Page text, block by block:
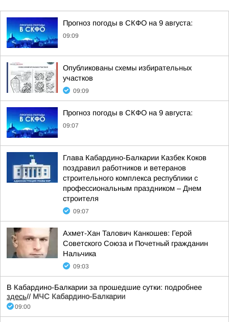
Прогноз погоды в СКФО на 9 августа:
09:09
Опубликованы схемы избирательных
участков
09:09
Прогноз погоды в СКФО на 9 августа:
09:07
Глава Кабардино-Балкарии Казбек Коков
поздравил работников и ветеранов
строительного комплекса республики с
профессиональным праздником – Днем
строителя
09:07
Ахмет-Хан Талович Канкошев: Герой
Советского Союза и Почетный гражданин
Нальчика
09:03
В Кабардино-Балкарии за прошедшие сутки: подробнее
здесь// МЧС Кабардино-Балкарии
09:00